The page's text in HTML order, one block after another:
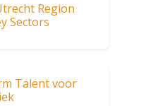
Region
Sectors
Talent voor